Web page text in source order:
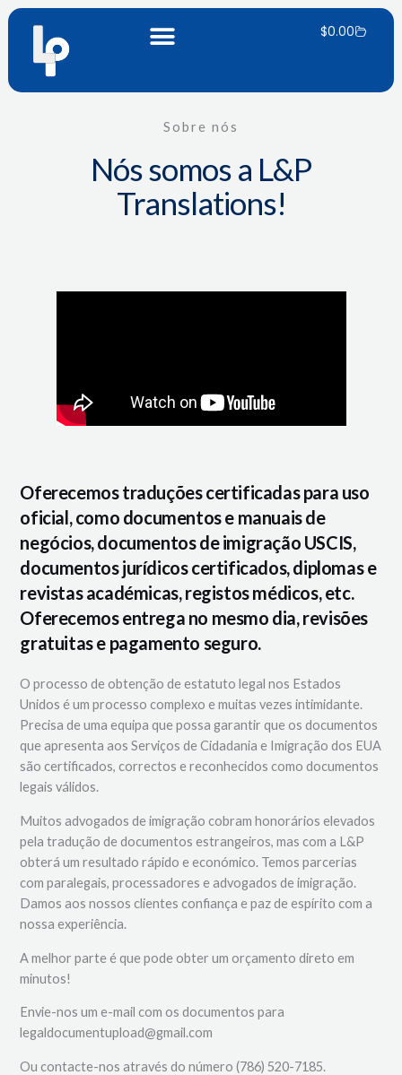
Saltar
conteúdo
$0.00
Sobre nós
Nós somos a L&P
Translations!
Oferecemos traduções certificadas para uso
oficial, como documentos e manuais de
negócios, documentos de imigração USCIS,
documentos jurídicos certificados, diplomas e
revistas académicas, registos médicos, etc.
Oferecemos entrega no mesmo dia, revisões
gratuitas e pagamento seguro.
O processo de obtenção de estatuto legal nos Estados
Unidos é um processo complexo e muitas vezes intimidante.
Precisa de uma equipa que possa garantir que os documentos
que apresenta aos Serviços de Cidadania e Imigração dos EUA
são certificados, correctos e reconhecidos como documentos
legais válidos.
Muitos advogados de imigração cobram honorários elevados
pela tradução de documentos estrangeiros, mas com a L&P
obterá um resultado rápido e económico. Temos parcerias
com paralegais, processadores e advogados de imigração.
Damos aos nossos clientes confiança e paz de espírito com a
nossa experiência.
A melhor parte é que pode obter um orçamento direto em
minutos!
Envie-nos um e-mail com os documentos para
legaldocumentupload@gmail.com
Ou contacte-nos através do número (786) 520-7185.